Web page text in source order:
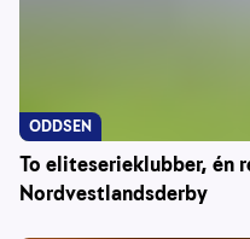
To eliteserieklubber, én
Nordvestlandsderby
ODDSEN